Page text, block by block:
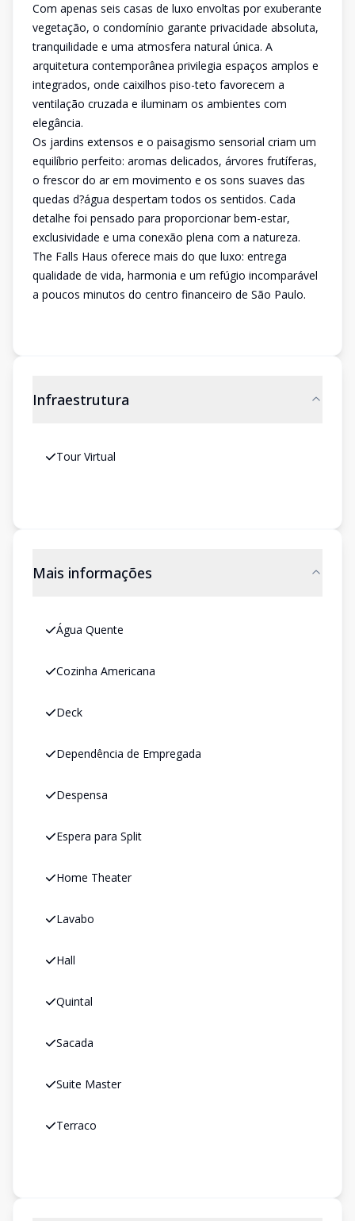
Com apenas seis casas de luxo envoltas por exuberante
vegetação, o condomínio garante privacidade absoluta,
tranquilidade e uma atmosfera natural única. A
arquitetura contemporânea privilegia espaços amplos e
integrados, onde caixilhos piso-teto favorecem a
ventilação cruzada e iluminam os ambientes com
elegância.
Os jardins extensos e o paisagismo sensorial criam um
equilíbrio perfeito: aromas delicados, árvores frutíferas,
o frescor do ar em movimento e os sons suaves das
quedas d?água despertam todos os sentidos. Cada
detalhe foi pensado para proporcionar bem-estar,
exclusividade e uma conexão plena com a natureza.
The Falls Haus oferece mais do que luxo: entrega
qualidade de vida, harmonia e um refúgio incomparável
a poucos minutos do centro financeiro de São Paulo.
Infraestrutura
Tour Virtual
Mais informações
Água Quente
Cozinha Americana
Deck
Dependência de Empregada
Despensa
Espera para Split
Home Theater
Lavabo
Hall
Quintal
Sacada
Suite Master
Terraco